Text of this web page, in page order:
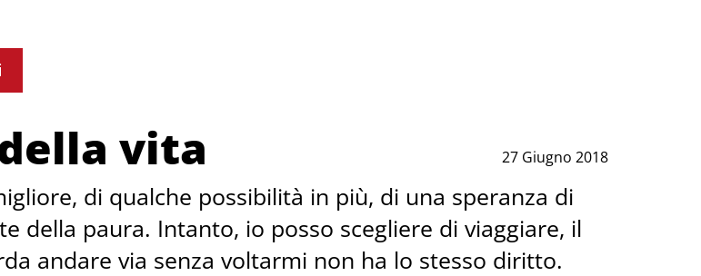
27 Giugno 2018
vita
di qualche possibilità in più, di una speranza di
della paura. Intanto, io posso scegliere di viaggiare, il
andare via senza voltarmi non ha lo stesso diritto.